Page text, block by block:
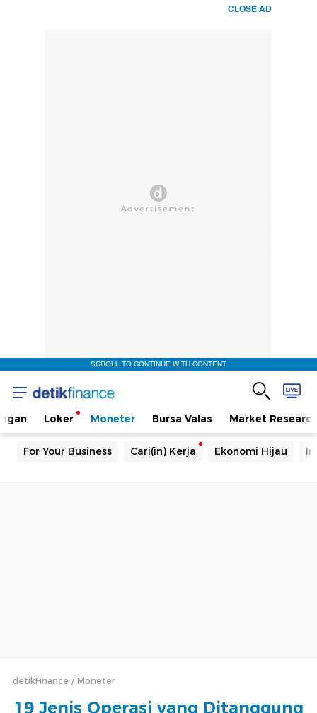
CLOSE AD
SCROLL TO CONTINUE WITH CONTENT
Loker Moneter Bursa Valas Market Research
For Your Business Cari(in) Kerja Ekonomi Hijau
detikFinance Moneter
19 Jenis Operasi yang Ditanggung